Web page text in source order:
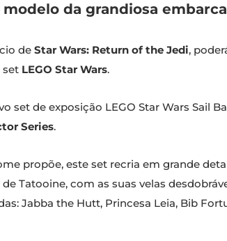
da grandiosa
de Star Wars: Return of the Jedi,
set LEGO Star Wars.
set de exposição LEGO Star Wars Sail
Series.
propõe, este set recria em grande
Tatooine, com as suas velas
Jabba the Hutt, Princesa Leia, Bib